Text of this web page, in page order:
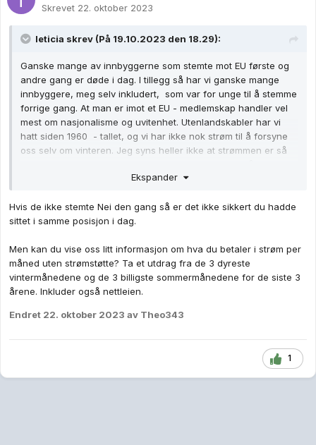
Skrevet 22. oktober 2023
leticia skrev (På 19.10.2023 den 18.29):
Ganske mange av innbyggerne som stemte mot EU første og
andre gang er døde i dag. I tillegg så har vi ganske mange
innbyggere, meg selv inkludert, som var for unge til å stemme
forrige gang. At man er imot et EU - medlemskap handler vel
mest om nasjonalisme og uvitenhet. Utenlandskabler har vi
hatt siden 1960 - tallet, og vi har ikke nok strøm til å forsyne
oss selv om vinteren. Jeg syns heller ikke at strømmen er så
billig kan bidra til at folk slutter å sløse så fælt.
https://www.nve.no/reguleringsmyndigheten/slik-fungerer-
kraftsystemet/utenlandskabler-bidrar-til-forsyningssikkerhet/
Ekspander
Hvis de ikke stemte Nei den gang så er det ikke sikkert du hadde
sittet i samme posisjon i dag.
Men kan du vise oss litt informasjon om hva du betaler i strøm per
måned uten strømstøtte? Ta et utdrag fra de 3 dyreste
vintermånedene og de 3 billigste sommermånedene for de siste 3
årene. Inkluder også nettleien.
Endret 22. oktober 2023 av Theo343
1